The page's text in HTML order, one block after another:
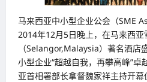
马来西亚中小型企业公会（SME
2014年12月5日晚上，在马来西亚
（Selangor,Malaysia）著名酒店
小型企业“超越自我，再攀高峰”
亚首相署部长拿督魏家祥主持开